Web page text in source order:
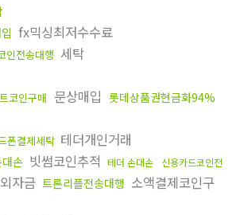
fx믹싱최저수수료
인전송대행 세탁
코인구매 문상매입 롯데상품권현금화94%
폰결제세탁 테더개인거래
손 빗썸코인추적 테더 손대손
신용카드코인전
자금 트론리플전송대행 소액결제코인구